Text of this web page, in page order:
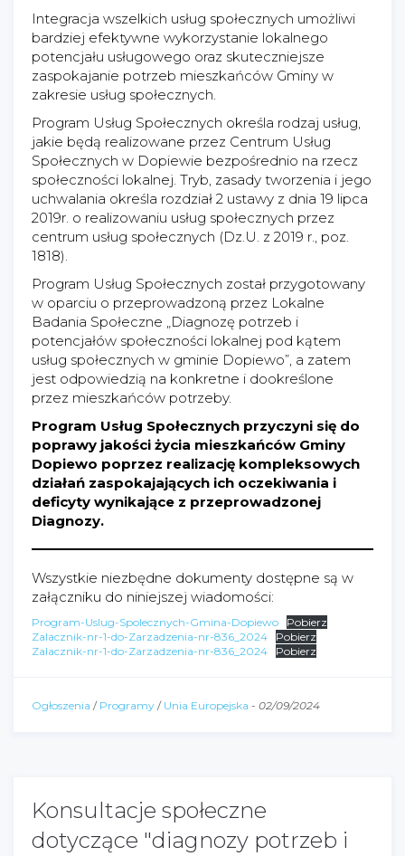
Integracja wszelkich usług społecznych umożliwi
bardziej efektywne wykorzystanie lokalnego
potencjału usługowego oraz skuteczniejsze
zaspokajanie potrzeb mieszkańców Gminy w
zakresie usług społecznych.
Program Usług Społecznych określa rodzaj usług,
jakie będą realizowane przez Centrum Usług
Społecznych w Dopiewie bezpośrednio na rzecz
społeczności lokalnej. Tryb, zasady tworzenia i jego
uchwalania określa rozdział 2 ustawy z dnia 19 lipca
2019r. o realizowaniu usług społecznych przez
centrum usług społecznych (Dz.U. z 2019 r., poz.
1818).
Program Usług Społecznych został przygotowany
w oparciu o przeprowadzoną przez Lokalne
Badania Społeczne „Diagnozę potrzeb i
potencjałów społeczności lokalnej pod kątem
usług społecznych w gminie Dopiewo”, a zatem
jest odpowiedzią na konkretne i dookreślone
przez mieszkańców potrzeby.
Program Usług Społecznych przyczyni się do
poprawy jakości życia mieszkańców Gminy
Dopiewo poprzez realizację kompleksowych
działań zaspokajających ich oczekiwania i
deficyty wynikające z przeprowadzonej
Diagnozy.
Wszystkie niezbędne dokumenty dostępne są w
załączniku do niniejszej wiadomości:
Program-Uslug-Spolecznych-Gmina-Dopiewo
Pobierz
Zalacznik-nr-1-do-Zarzadzenia-nr-836_2024
Pobierz
Zalacznik-nr-1-do-Zarzadzenia-nr-836_2024
Pobierz
Ogłoszenia / Programy / Unia Europejska - 02/09/2024
Konsultacje społeczne
dotyczące "diagnozy potrzeb i